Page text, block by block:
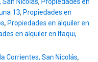
Nicolás, Propiedades en
13, Propiedades en
, Propiedades en alquiler en
en alquiler en Itaqui,
Corrientes, San Nicolás,